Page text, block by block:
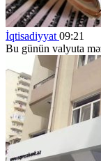
İqtisadiyyat 09:21
Bu günün valyuta